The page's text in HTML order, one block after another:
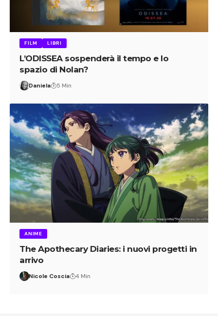
FILM LIBRI
L’ODISSEA sospenderà il tempo e lo
spazio di Nolan?
Daniela 5 Min
ANIME
The Apothecary Diaries: i nuovi progetti in
arrivo
Nicole Coscia 4 Min